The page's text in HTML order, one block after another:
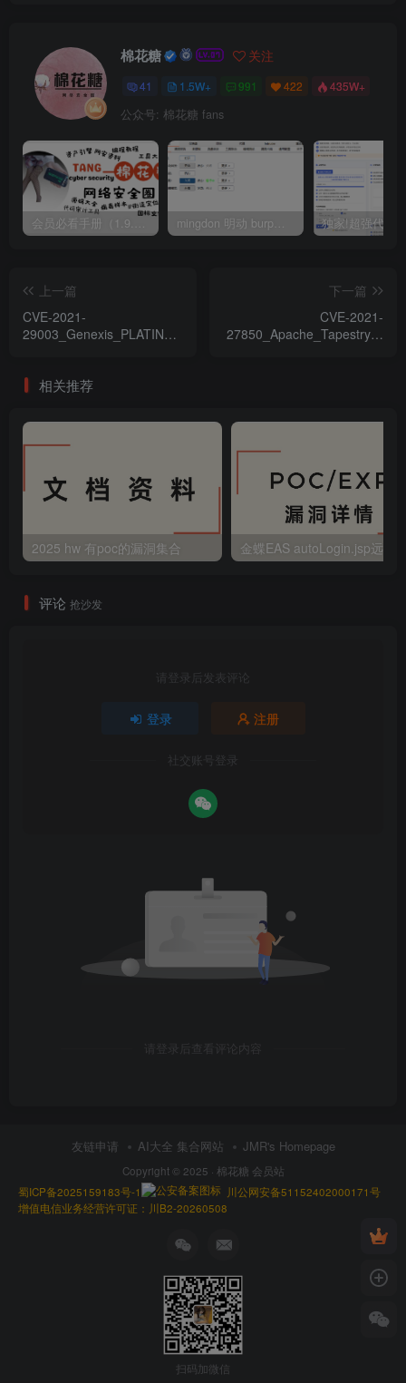
棉花糖 关注
41 1.5W+ 991 422 435W+
公众号: 棉花糖 fans
会员必看手册（1.9.0版本 26.4.5更新） mingdon 明动 burp插件0.2.6版本 本地时间校验去除版
上一篇
CVE-2021-
29003_Genexis_PLATINUM_4410_2.1_P4410-
下一篇
CVE-2021-
27850_Apache_Tapestry遠
相关推荐
2025 hw 有poc的漏洞集合
评论 抢沙发
请登录后发表评论
登录 注册
社交账号登录
请登录后查看评论内容
友链申请 AI大全 集合网站 JMR's Homepage
Copyright © 2025 · 棉花糖 会员站
蜀ICP备2025159183号-1
川公网安备51152402000171号
增值电信业务经营许可证：川B2-20260508
扫码加微信